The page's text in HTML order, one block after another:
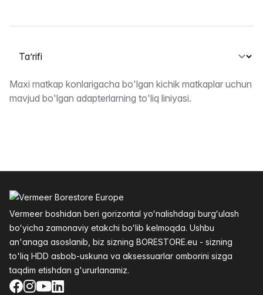
Yorliqni tanlash
Taʼrifi
Maxi matkap konlarigacha bo'lgan kichik matkaplar uchun
mavjud bo'lgan adapterlarning to'liq liniyasi.
Vermeer boshidan beri gorizontal yoʻnalishdagi burgʻulash
boʻyicha zamonaviy etakchi boʻlib kelmoqda. Ushbu
an'anaga asoslanib, biz sizning BORESTORE.eu - sizning
to'liq HDD asbob-uskuna va aksessuarlar omborini sizga
taqdim etishdan g'ururlanamiz.
Facebook
Instagram
YouTube
LinkedIn